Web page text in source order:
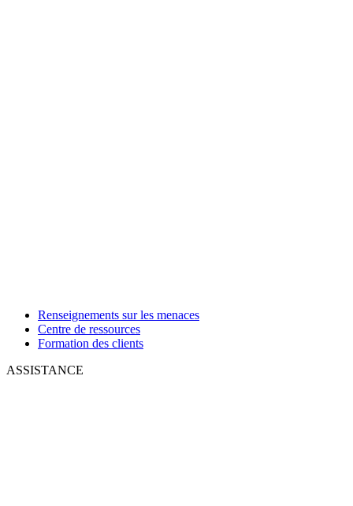
Renseignements sur les menaces
Centre de ressources
Formation des clients
ASSISTANCE